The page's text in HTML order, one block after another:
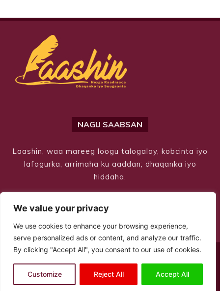
We value your privacy
We use cookies to enhance your browsing experience,
serve personalized ads or content, and analyze our traffic.
By clicking "Accept All", you consent to our use of cookies.
Customize Reject All Accept All
NAGU SAABSAN
Laashin, waa mareeg loogu talogalay, kobcinta iyo
lafogurka, arrimaha ku aaddan; dhaqanka iyo
hiddaha.
© Copyright 2026 – Laashin. All Rights Reserved
Site Designed byILEYS INC.